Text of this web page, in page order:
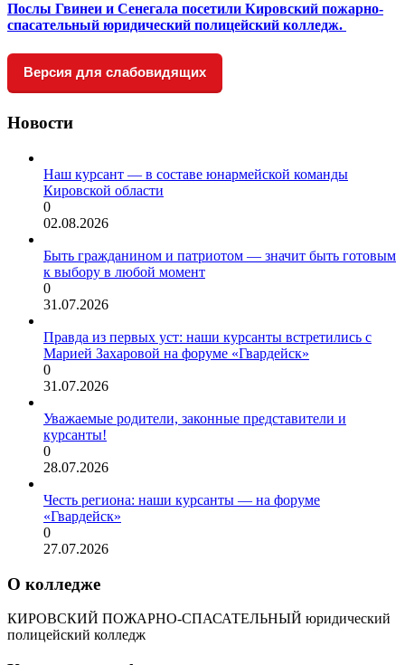
Послы Гвинеи и Сенегала посетили Кировский пожарно-
спасательный юридический полицейский колледж.
Версия для слабовидящих
Новости
Наш курсант — в составе юнармейской команды
Кировской области
0
02.08.2026
Быть гражданином и патриотом — значит быть готовым
к выбору в любой момент
0
31.07.2026
Правда из первых уст: наши курсанты встретились с
Марией Захаровой на форуме «Гвардейск»
0
31.07.2026
Уважаемые родители, законные представители и
курсанты!
0
28.07.2026
Честь региона: наши курсанты — на форуме
«Гвардейск»
0
27.07.2026
О колледже
КИРОВСКИЙ ПОЖАРНО-СПАСАТЕЛЬНЫЙ юридический
полицейский колледж